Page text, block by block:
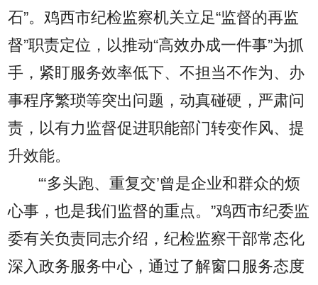
石”。鸡西市纪检监察机关立足“监督的再监
督”职责定位，以推动“高效办成一件事”为抓
手，紧盯服务效率低下、不担当不作为、办
事程序繁琐等突出问题，动真碰硬，严肃问
责，以有力监督促进职能部门转变作风、提
升效能。
“‘多头跑、重复交’曾是企业和群众的烦
心事，也是我们监督的重点。”鸡西市纪委监
委有关负责同志介绍，纪检监察干部常态化
深入政务服务中心，通过了解窗口服务态度